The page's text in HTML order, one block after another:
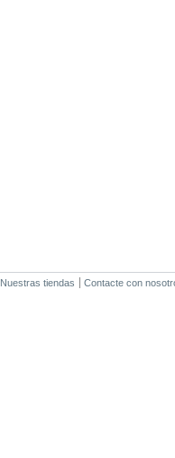
Nuestras tiendas Contacte con